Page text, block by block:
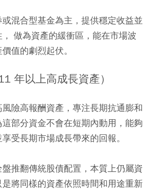
混合型基金為主，提供穩定收益並
做為資產的緩衝區，能在市場波
值的劇烈起伏。
年以上高成長資產）
險高報酬資產，專注長期抗通膨和
部分資金不會在短期內動用，能夠
受長期市場成長帶來的回報。
推翻傳統股債配置，本質上仍屬資
將同樣的資產依照時間和用途重新